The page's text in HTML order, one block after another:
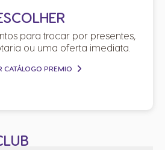
para trocar por presentes,
ou uma oferta imediata.
CATÁLOGO PREMIO